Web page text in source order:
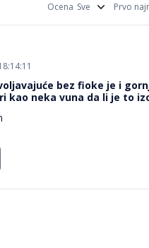
Ocena
bez fioke je i
kao neka vuna da li je to